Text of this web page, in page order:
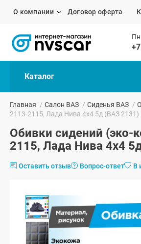
О компании Договор оферта
Каталог
Главная / Салон ВАЗ / Сиденья ВАЗ /
2113-2115, Лада Нива 4х4 5д (ВАЗ
Обивки сидений (эко-
2115, Лада Нива 4х4
Оставить отзыв Вопрос-ответ В